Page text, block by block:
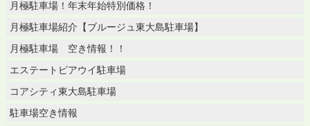
月極駐車場！年末年始特別価格！
月極駐車場紹介【ブルージュ東大島駐車場】
月極駐車場 空き情報！！
エステートピアウイ駐車場
コアシティ東大島駐車場
駐車場空き情報